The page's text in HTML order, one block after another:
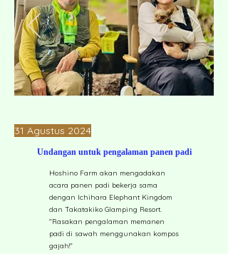
31 Agustus 2024
Undangan untuk pengalaman panen padi
Hoshino Farm akan mengadakan
acara panen padi bekerja sama
dengan Ichihara Elephant Kingdom
dan Takatakiko Glamping Resort.
"Rasakan pengalaman memanen
padi di sawah menggunakan kompos
gajah!"